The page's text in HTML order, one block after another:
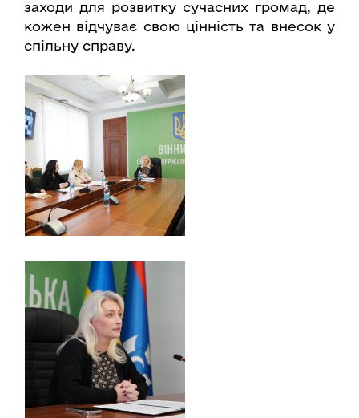
заходи для розвитку сучасних громад, де
кожен відчуває свою цінність та внесок у
спільну справу.